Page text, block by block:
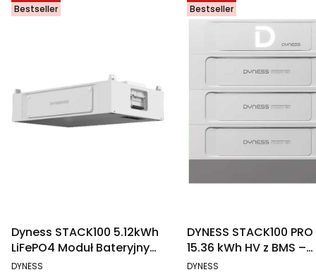
Bestseller
Dyness STACK100 5.12kWh
LiFePO4 Moduł Bateryjny
51.2V
PRODUCENT
DYNESS
Bestseller
DYNESS STACK100 PRO
15.36 kWh HV z BMS –
magazyn energii
PRODUCENT
DYNESS